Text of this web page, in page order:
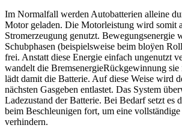
Im Normalfall werden Autobatterien alleine
Motor geladen. Die Motorleistung wird somit
Stromerzeugung genutzt. Bewegungsenergie
Schubphasen (beispielsweise beim bloÿen
frei. Anstatt diese Energie einfach ungenutzt
wandelt die BremsenergieRückgewinnung
lädt damit die Batterie. Auf diese Weise wird
nächsten Gasgeben entlastet. Das System
Ladezustand der Batterie. Bei Bedarf setzt es
beim Beschleunigen fort, um eine
verhindern.